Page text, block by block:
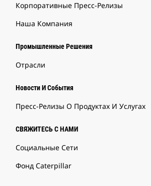
Корпоративные Пресс-Релизы
Наша Компания
Промышленные Решения
Отрасли
Новости И События
Пресс-Релизы О Продуктах И Услугах
СВЯЖИТЕСЬ С НАМИ
Социальные Сети
Фонд Caterpillar